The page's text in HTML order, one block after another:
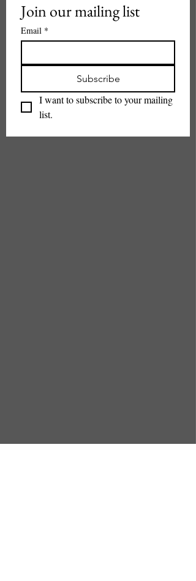
Join our mailing list
Email *
Subscribe
I want to subscribe to your mailing
list.